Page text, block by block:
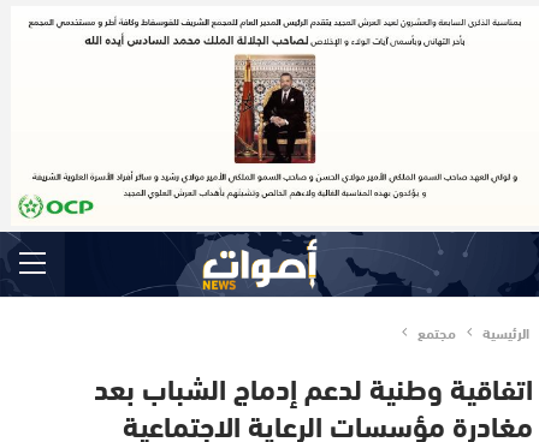
الرئيسية مجتمع
اتفاقية وطنية لدعم إدماج الشباب بعد
مغادرة مؤسسات الرعاية الاجتماعية